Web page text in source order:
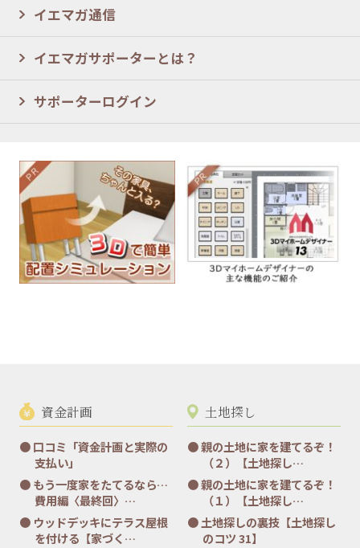
イエマガ通信
イエマガサポーターとは？
サポーターログイン
資金計画
口コミ「資金計画と実際の
支払い」
もう一度家をたてるなら…
費用編〈最終回〉…
ウッドデッキにテラス屋根
を付ける【家づく…
土地探し
親の土地に家を建てるぞ！
（２）【土地探し…
親の土地に家を建てるぞ！
（１）【土地探し…
土地探しの裏技【土地探し
のコツ 31】